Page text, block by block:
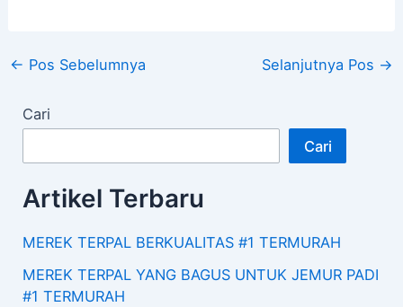
← Pos Sebelumnya Selanjutnya Pos →
Cari
Cari
Artikel Terbaru
MEREK TERPAL BERKUALITAS #1 TERMURAH
MEREK TERPAL YANG BAGUS UNTUK JEMUR PADI
#1 TERMURAH